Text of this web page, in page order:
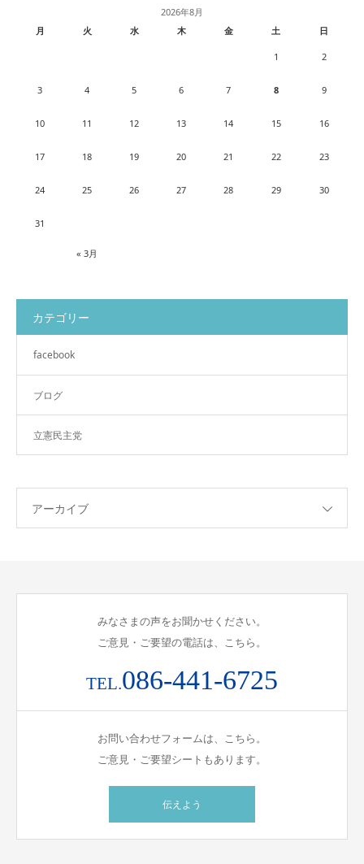
2026年8月
月
火 水 木 金 土 日
« 3月
1 2
3 4 5 6 7 8 9
10 11 12 13 14 15 16
17 18 19 20 21 22 23
24 25 26 27 28 29 30
31
カテゴリー
facebook
ブログ
立憲民主党
アーカイブ
みなさまの声をお聞かせください。
ご意見・ご要望の電話は、こちら。
TEL.086-441-6725
お問い合わせフォームは、こちら。
ご意見・ご要望シートもあります。
伝えよう